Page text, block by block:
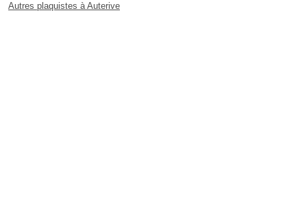
Autres plaquistes à Auterive